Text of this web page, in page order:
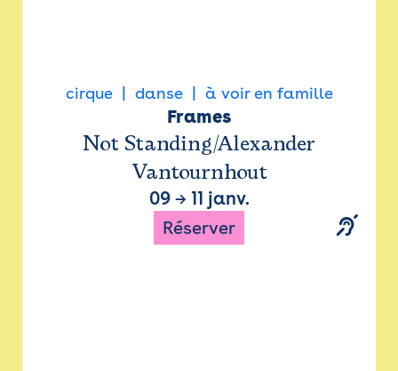
cirque danse à voir en famille
Frames
Not Standing/Alexander
Vantournhout
09→ 11 janv.
Réserver